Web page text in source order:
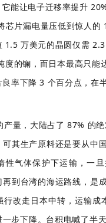
能让电子迁移率提升
芯片漏电量压低到惊人的
1.5 万美元的晶圆仅需
度的镧，而日本最高只能
率下降 3 个百分点，在
产量，大陆占了 87% 的
其生产原料还是要从中
性气体保护下运输，一
到台湾的海运路线，是
行改走日本中转，运输成
步下降。台积电喊了半